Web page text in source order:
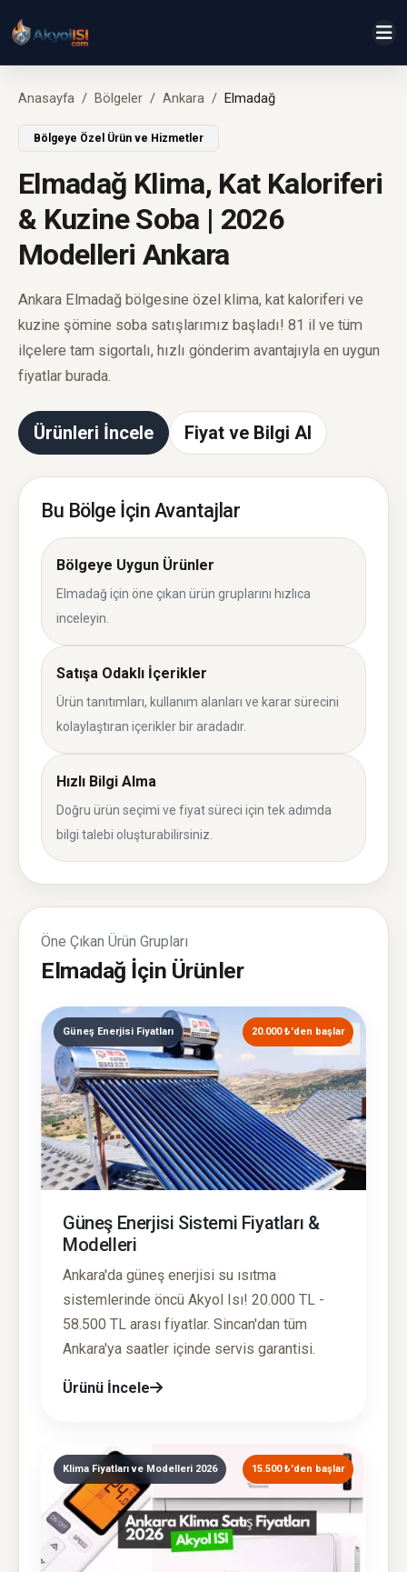
Anasayfa Bölgeler Ankara Elmadağ
Bölgeye Özel Ürün ve Hizmetler
Elmadağ Klima, Kat Kaloriferi
& Kuzine Soba | 2026
Modelleri Ankara
Ankara Elmadağ bölgesine özel klima, kat kaloriferi ve
kuzine şömine soba satışlarımız başladı! 81 il ve tüm
ilçelere tam sigortalı, hızlı gönderim avantajıyla en uygun
fiyatlar burada.
Ürünleri İncele Fiyat ve Bilgi Al
Bu Bölge İçin Avantajlar
Bölgeye Uygun Ürünler
Elmadağ için öne çıkan ürün gruplarını hızlıca
inceleyin.
Satışa Odaklı İçerikler
Ürün tanıtımları, kullanım alanları ve karar sürecini
kolaylaştıran içerikler bir aradadır.
Hızlı Bilgi Alma
Doğru ürün seçimi ve fiyat süreci için tek adımda
bilgi talebi oluşturabilirsiniz.
Öne Çıkan Ürün Grupları
Elmadağ İçin Ürünler
Güneş Enerjisi Fiyatları 20.000 ₺'den başlar
Güneş Enerjisi Sistemi Fiyatları &
Modelleri
Ankara'da güneş enerjisi su ısıtma
sistemlerinde öncü Akyol Isı! 20.000 TL -
58.500 TL arası fiyatlar. Sincan'dan tüm
Ankara'ya saatler içinde servis garantisi.
Ürünü İncele
Klima Fiyatları ve Modelleri 2026 15.500 ₺'den başlar